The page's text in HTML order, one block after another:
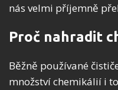
nás velmi příjemně
Proč nahradit
Běžně používané
množství chemikálií i